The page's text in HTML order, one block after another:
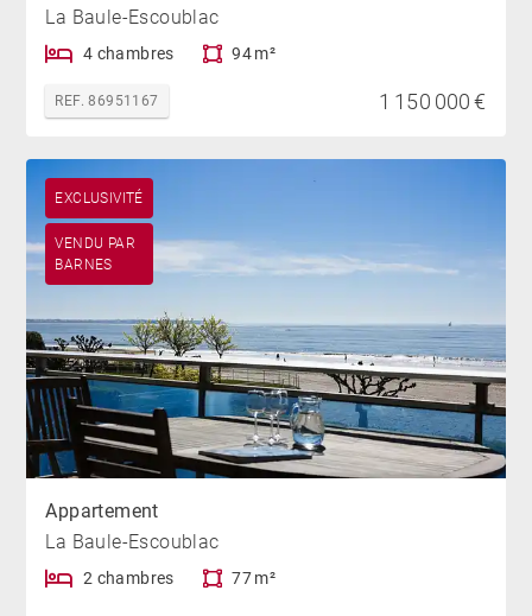
La Baule-Escoublac
4 chambres 94 m²
REF. 86951167 1 150 000 €
EXCLUSIVITÉ
VENDU PAR
BARNES
Appartement
La Baule-Escoublac
2 chambres 77 m²